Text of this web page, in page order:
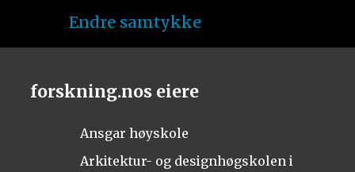
Endre samtykke
forskning.nos eiere
Ansgar høyskole
Arkitektur- og designhøgskolen i